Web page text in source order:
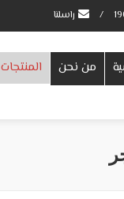
/ راسلنا
من نحن المنتجات